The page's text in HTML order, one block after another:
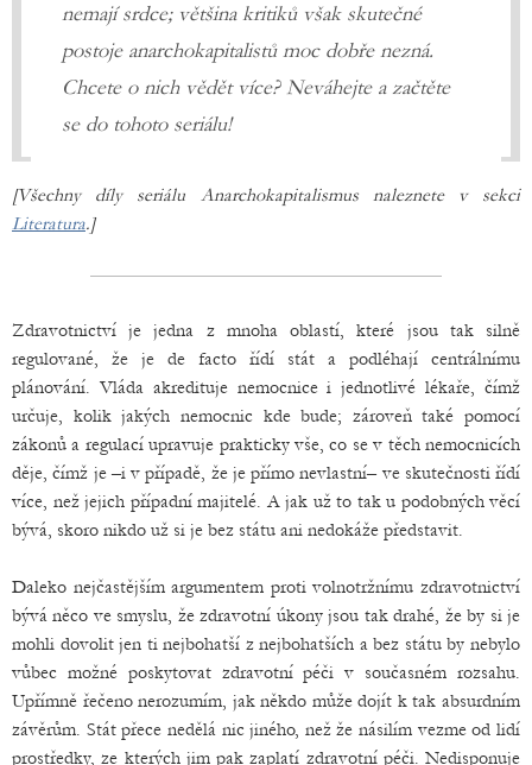
nemají srdce; většina kritiků však skutečné
postoje anarchokapitalistů moc dobře nezná.
Chcete o nich vědět více? Neváhejte a začtěte
se do tohoto seriálu!
[Všechny díly seriálu Anarchokapitalismus naleznete v sekci
Literatura.]
Zdravotnictví je jedna z mnoha oblastí, které jsou tak silně
regulované, že je de facto řídí stát a podléhají centrálnímu
plánování. Vláda akredituje nemocnice i jednotlivé lékaře, čímž
určuje, kolik jakých nemocnic kde bude; zároveň také pomocí
zákonů a regulací upravuje prakticky vše, co se v těch nemocnicích
děje, čímž je –i v případě, že je přímo nevlastní– ve skutečnosti řídí
více, než jejich případní majitelé. A jak už to tak u podobných věcí
bývá, skoro nikdo už si je bez státu ani nedokáže představit.
Daleko nejčastějším argumentem proti volnotržnímu zdravotnictví
bývá něco ve smyslu, že zdravotní úkony jsou tak drahé, že by si je
mohli dovolit jen ti nejbohatší z nejbohatších a bez státu by nebylo
vůbec možné poskytovat zdravotní péči v současném rozsahu.
Upřímně řečeno nerozumím, jak někdo může dojít k tak absurdním
závěrům. Stát přece nedělá nic jiného, než že násilím vezme od lidí
prostředky, ze kterých jim pak zaplatí zdravotní péči. Nedisponuje